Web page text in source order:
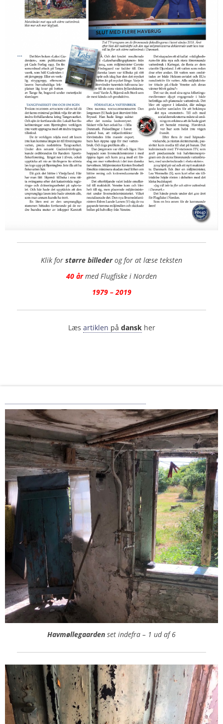
Klik for større billederog for at læse teksten
40 årmed Flugfiske i Norden
1979 – 2019
Læs artiklen på danskher
Havmøllegaarden set indefra – 1 ud af 6